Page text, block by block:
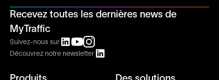
Recevez toutes les dernières news de
MyTraffic
Suivez-nous sur
Découvrez notre newsletter